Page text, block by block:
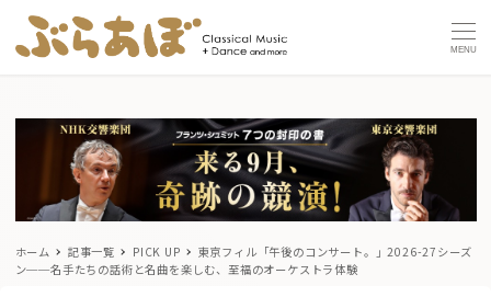
MENU
ホーム 記事一覧 PICK UP
東京フィル「午後のコンサート。」2026-27シーズ
ン──名手たちの話術と名曲を楽しむ、至福のオーケストラ体験